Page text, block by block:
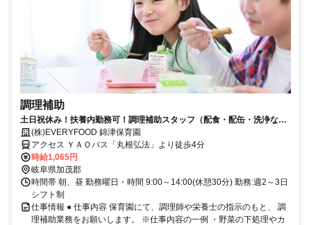
調理補助
土日祝休み！扶養内勤務可！調理補助スタッフ（配食・配缶・洗浄な
ど）募集中！
(株)EVERYFOOD 錦津保育園
アクセス ＹＡＯバス「丸根弘法」より徒歩4分
時給1,065円
岐阜県加茂郡
時間帯 朝、昼 勤務曜日・時間 9:00～14:00(休憩30分) 勤務:週2～3日
シフト制
仕事情報 ● 仕事内容 保育園にて、調理師や栄養士の指示のもと、 調
理補助業務をお願いします。 ※仕事内容の一例 ・野菜の下処理やカ